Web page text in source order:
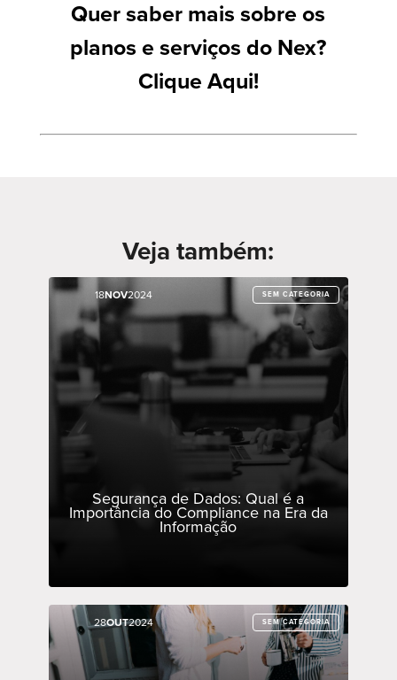
Quer saber mais sobre os
planos e serviços do Nex?
Clique Aqui!
Veja também:
18NOV2024 SEM CATEGORIA
Segurança de Dados: Qual é a
Importância do Compliance na Era da
Informação
18NOV2024 SEM CATEGORIA
28OUT2024 SEM CATEGORIA
28OUT2024 SEM CATEGORIA